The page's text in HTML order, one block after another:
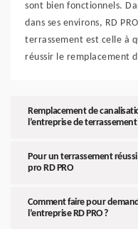
sont bien fonctionnels.
dans ses environs, RD
terrassement est celle à
réussir le remplacement
Remplacement de
l’entreprise de terrassement
Pour un terrassement
pro RD PRO
Comment faire pour
l’entreprise RD PRO ?